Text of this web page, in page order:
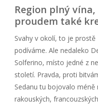
Region plný
proudem také
Svahy v okolí, to je prostě
podíváme. Ale nedaleko
Solferino, místo jedné z
století. Pravda, proti
Sedanu tu bojovalo
rakouských,